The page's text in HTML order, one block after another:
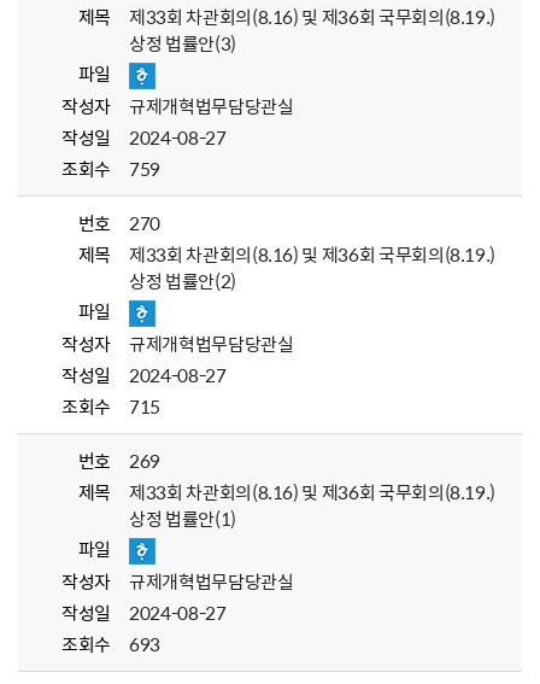
제목
제33회 차관회의(8.16) 및 제36회 국무회의(8.19.)
상정 법률안(3)
파일
작성자
규제개혁법무담당관실
작성일
2024-08-27
조회수
759
번호
270
제목
제33회 차관회의(8.16) 및 제36회 국무회의(8.19.)
상정 법률안(2)
파일
작성자
규제개혁법무담당관실
작성일
2024-08-27
조회수
715
번호
269
제목
제33회 차관회의(8.16) 및 제36회 국무회의(8.19.)
상정 법률안(1)
파일
작성자
규제개혁법무담당관실
작성일
2024-08-27
조회수
693